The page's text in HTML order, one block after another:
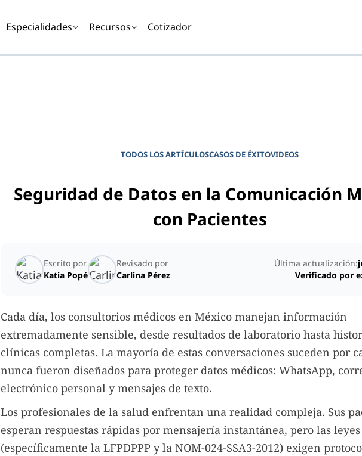
Especialidades Recursos Cotizador
TODOS LOS ARTÍCULOSCASOS DE ÉXITOVIDEOS
Seguridad de Datos en la Comunicación
con Pacientes
Escrito por
Katia Popé
Revisado por
Carlina Pérez
Última actualización:
Verificado por
Cada día, los consultorios médicos en México manejan información
extremadamente sensible, desde resultados de laboratorio hasta
clínicas completas. La mayoría de estas conversaciones suceden por
nunca fueron diseñados para proteger datos médicos: WhatsApp,
electrónico personal y mensajes de texto.
Los profesionales de la salud enfrentan una realidad compleja. Sus
esperan respuestas rápidas por mensajería instantánea, pero las
(específicamente la LFPDPPP y la NOM-024-SSA3-2012) exigen